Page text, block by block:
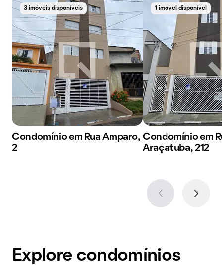
3 imóveis disponíveis
Condomínio em Rua Amparo,
2
1 imóvel disponível
Condomínio em
Araçatuba, 212
Explore condomínios